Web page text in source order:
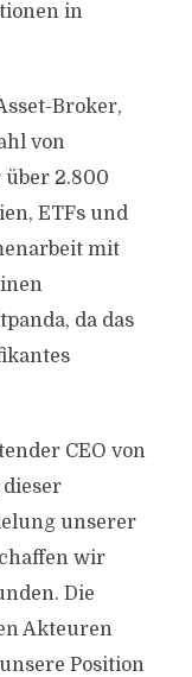
in
Broker,
von
2.800
ETFs und
mit
da das
CEO von
unserer
wir
Die
Akteuren
Position